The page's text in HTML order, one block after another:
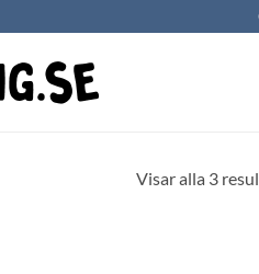
Visar alla 3